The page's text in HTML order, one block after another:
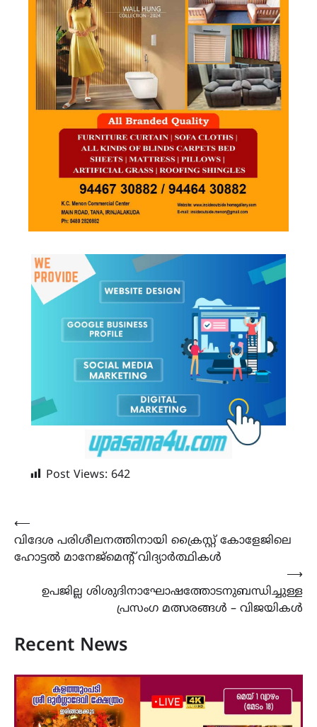
Post Views: 642
Post
navigation
⟵
വിദേശ പരിശീലനത്തിനായി ക്രൈസ്റ്റ് കോളേജിലെ
ഹോട്ടൽ മാനേജ്മെൻ്റ് വിദ്യാർത്ഥികൾ
ഉപജില്ല ശിശുദിനാഘോഷത്തോടനുബന്ധിച്ചുള്ള
പ്രസംഗ മത്സരങ്ങൾ – വിജയികൾ
⟶
Recent News